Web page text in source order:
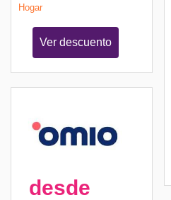
Hogar
Ver descuento
desde